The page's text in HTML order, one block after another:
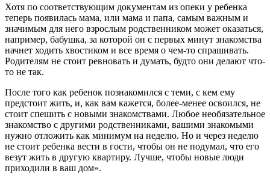
Хотя по соответствующим документам из опеки у ребенка
теперь появилась мама, или мама и папа, самым важным и
значимым для него взрослым родственником может оказаться,
например, бабушка, за которой он с первых минут знакомства
начнет ходить хвостиком и все время о чем-то спрашивать.
Родителям не стоит ревновать и думать, будто они делают что-
то не так.
После того как ребенок познакомился с теми, с кем ему
предстоит жить, и, как вам кажется, более-менее освоился, не
стоит спешить с новыми знакомствами. Любое необязательное
знакомство с другими родственниками, вашими знакомыми
нужно отложить как минимум на неделю. Но и через неделю
не стоит ребенка вести в гости, чтобы он не подумал, что его
везут жить в другую квартиру. Лучше, чтобы новые люди
приходили в ваш дом».